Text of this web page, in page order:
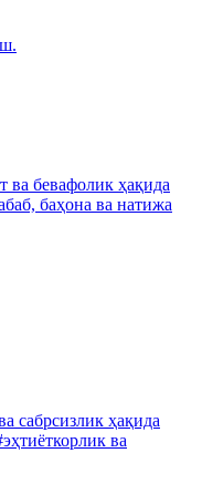
ва бевафолик ҳақида
баҳона ва натижа
сабрсизлик ҳақида
ва